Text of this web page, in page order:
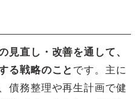
見直し・改善を通して、
る戦略のこと です。主に
債務整理や再生計画で健